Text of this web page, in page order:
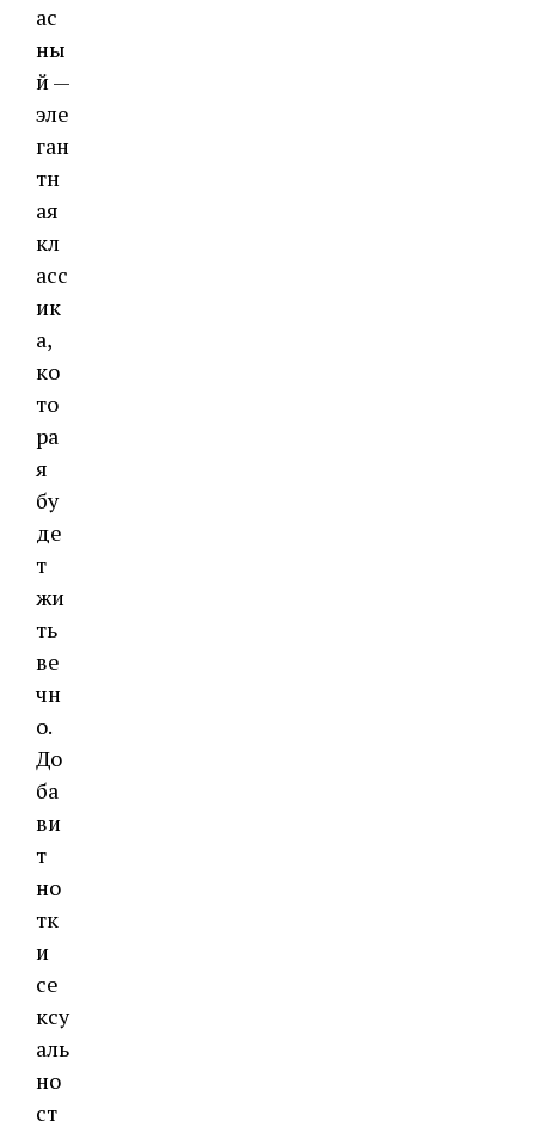
ас
ны
й —
эле
ган
тн
ая
кл
асс
ик
а,
ко
то
ра
я
бу
де
т
жи
ть
ве
чн
о.
До
ба
ви
т
но
тк
и
се
ксу
аль
но
ст